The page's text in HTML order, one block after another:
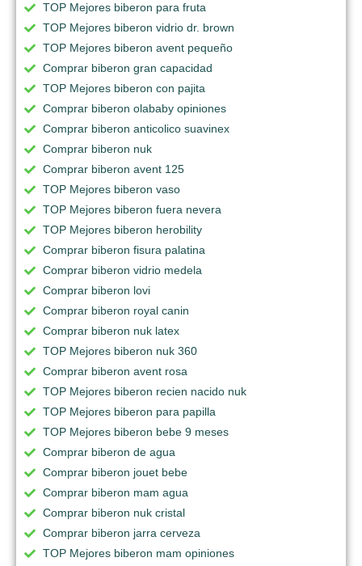
TOP Mejores biberon para fruta
TOP Mejores biberon vidrio dr. brown
TOP Mejores biberon avent pequeño
Comprar biberon gran capacidad
TOP Mejores biberon con pajita
Comprar biberon olababy opiniones
Comprar biberon anticolico suavinex
Comprar biberon nuk
Comprar biberon avent 125
TOP Mejores biberon vaso
TOP Mejores biberon fuera nevera
TOP Mejores biberon herobility
Comprar biberon fisura palatina
Comprar biberon vidrio medela
Comprar biberon lovi
Comprar biberon royal canin
Comprar biberon nuk latex
TOP Mejores biberon nuk 360
Comprar biberon avent rosa
TOP Mejores biberon recien nacido nuk
TOP Mejores biberon para papilla
TOP Mejores biberon bebe 9 meses
Comprar biberon de agua
Comprar biberon jouet bebe
Comprar biberon mam agua
Comprar biberon nuk cristal
Comprar biberon jarra cerveza
TOP Mejores biberon mam opiniones